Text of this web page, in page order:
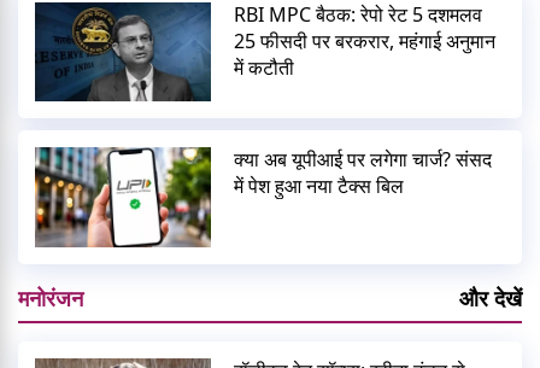
RBI MPC बैठक: रेपो रेट 5 दशमलव
25 फीसदी पर बरकरार, महंगाई अनुमान
में कटौती
क्या अब यूपीआई पर लगेगा चार्ज? संसद
में पेश हुआ नया टैक्स बिल
मनोरंजन और देखें